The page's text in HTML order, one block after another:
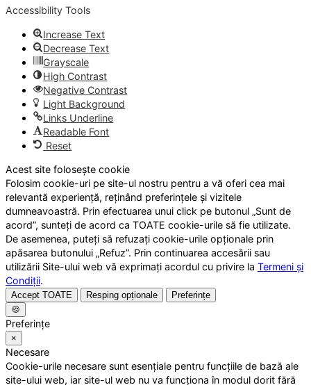
Accessibility Tools
Increase Text
Decrease Text
Grayscale
High Contrast
Negative Contrast
Light Background
Links Underline
Readable Font
Reset
Acest site folosește cookie
Folosim cookie-uri pe site-ul nostru pentru a vă oferi cea mai
relevantă experiență, reținând preferințele și vizitele
dumneavoastră. Prin efectuarea unui click pe butonul „Sunt de
acord”, sunteți de acord ca TOATE cookie-urile să fie utilizate.
De asemenea, puteți să refuzați cookie-urile opționale prin
apăsarea butonului „Refuz”. Prin continuarea accesării sau
utilizării Site-ului web vă exprimați acordul cu privire la Termeni și
Condiții.
Accept TOATE Resping opționale
Preferințe
🍪
Preferințe
×
Necesare
Cookie-urile necesare sunt esențiale pentru funcțiile de bază ale
site-ului web, iar site-ul web nu va funcționa în modul dorit fără